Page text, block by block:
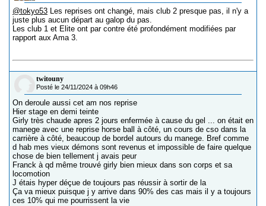
@tokyo53 Les reprises ont changé, mais club 2 presque pas, il n'y a
juste plus aucun départ au galop du pas.
Les club 1 et Elite ont par contre été profondément modifiées par
rapport aux Ama 3.
twitouny
Posté le 24/11/2024 à 09h46
On deroule aussi cet am nos reprise
Hier stage en demi teinte
Girly très chaude apres 2 jours enfermée à cause du gel ... on était en
manege avec une reprise horse ball à côté, un cours de cso dans la
carrière à côté, beaucoup de bordel autours du manege. Bref comme
d hab mes vieux démons sont revenus et impossible de faire quelque
chose de bien tellement j avais peur
Franck à qd même trouvé girly bien mieux dans son corps et sa
locomotion
J étais hyper déçue de toujours pas réussir à sortir de la
Ça va mieux puisque j y arrive dans 90% des cas mais il y a toujours
ces 10% qui me pourrissent la vie